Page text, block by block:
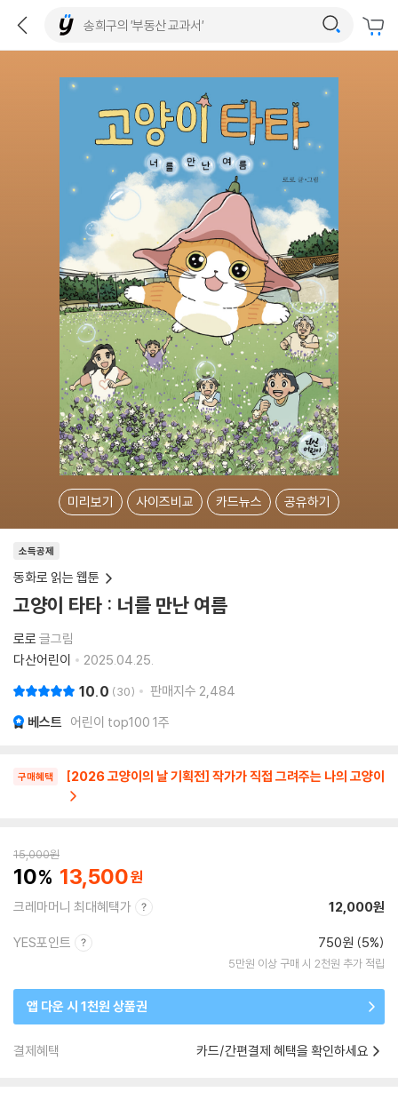
미리보기 사이즈비교 카드뉴스 공유하기
소득공제
동화로 읽는 웹툰
고양이 타타 : 너를 만난 여름
로로 글그림
다산어린이
2025.04.25.
10.0 30 판매지수 2,484
베스트 어린이 top100 1주
구매혜택 [2026 고양이의 날 기획전] 작가가 직접 그려주는 나의 고양이
15,000원
10 13,500
크레마머니 최대혜택가 12,000원
YES포인트 750원 (5%)
5만원 이상 구매 시 2천원 추가 적립
앱 다운 시 1천원 상품권
결제혜택 카드/간편결제 혜택을 확인하세요